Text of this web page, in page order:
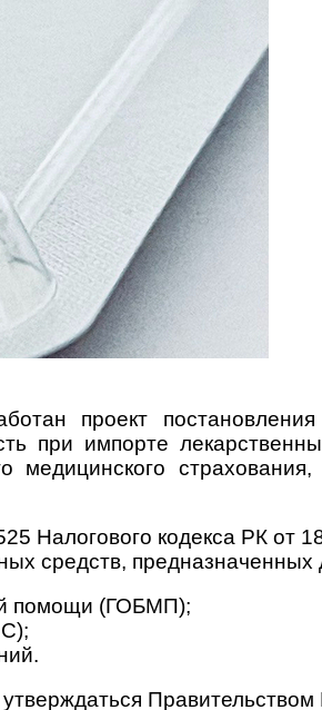
проект
при импорте
медицинского
Налогового кодекса РК
средств, предназначенных
помощи (ГОБМП);
Правительством